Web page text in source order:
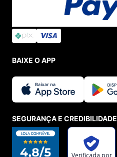
BAIXE O APP
SEGURANÇA E CREDIBILIDADE